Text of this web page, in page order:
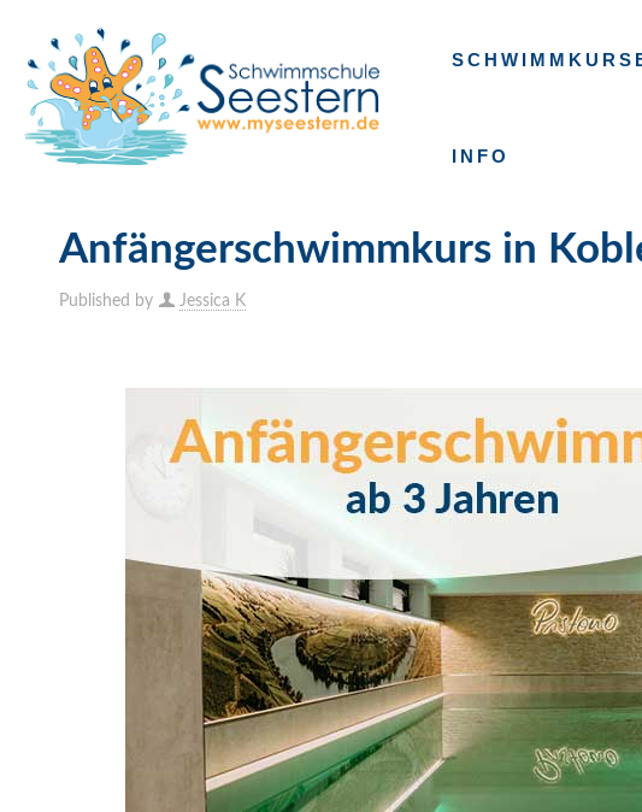
INFO
Anfängerschwimmkurs in
Published by Jessica K